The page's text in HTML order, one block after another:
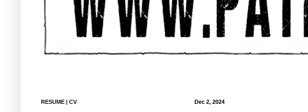
Dec 2, 2024
RESUME | CV